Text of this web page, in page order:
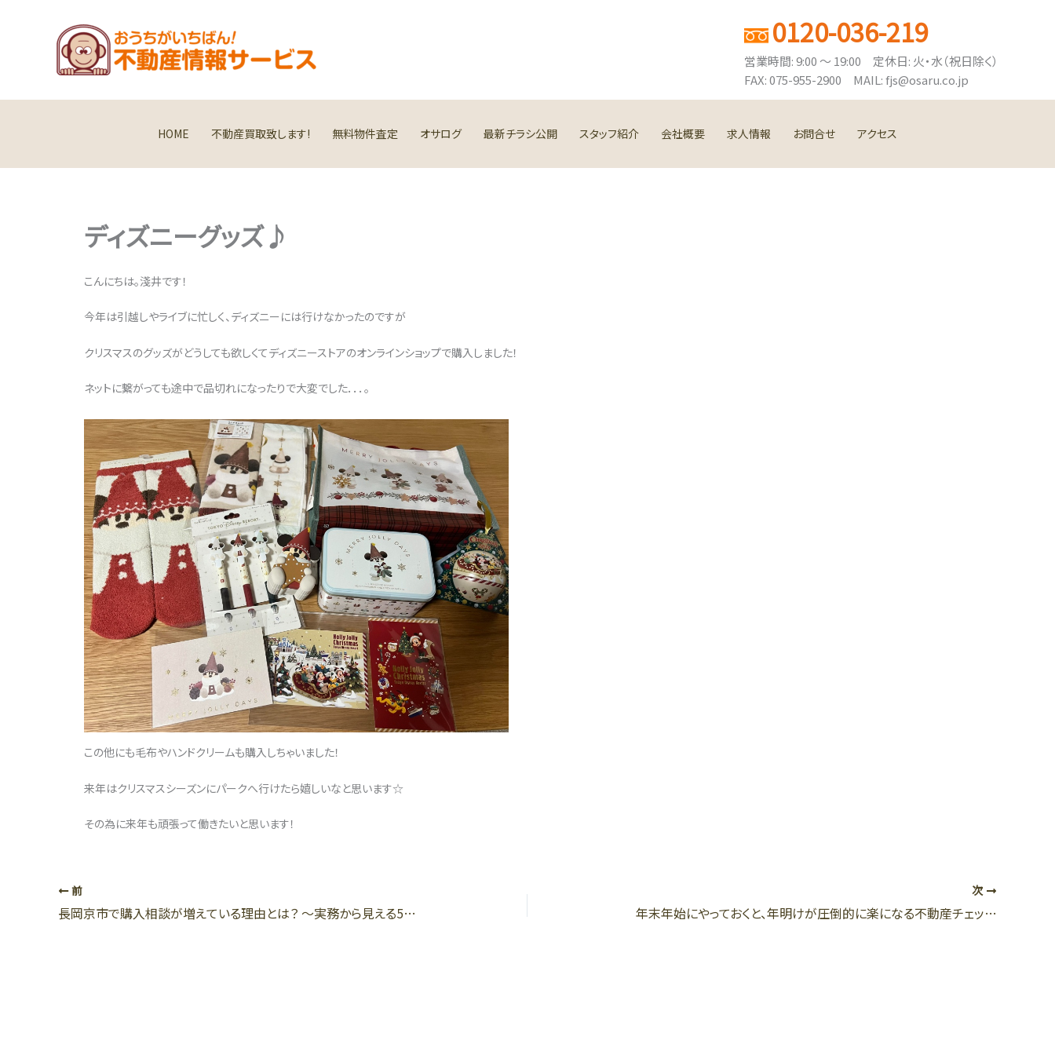
ッ
0120-036-219
営業時間: 9:00 ～ 19:00 定休日: 火・水（祝日除く）
FAX: 075-955-2900 MAIL: fjs@osaru.co.jp
HOME 不動産買取致します! 無料物件査定 オサログ 最新チラシ公開 スタッフ紹介 会社概要 求人情報 お問合せ アクセス
ディズニーグッズ♪
こんにちは。淺井です！
今年は引越しやライブに忙しく、ディズニーには行けなかったのですが
クリスマスのグッズがどうしても欲しくてディズニーストアのオンラインショップで購入しました！
ネットに繋がっても途中で品切れになったりで大変でした．．．。
この他にも毛布やハンドクリームも購入しちゃいました！
来年はクリスマスシーズンにパークへ行けたら嬉しいなと思います☆
その為に来年も頑張って働きたいと思います！
前
長岡京市で購入相談が増えている理由とは？ 〜実務から見える5つの背景〜
次
年末年始にやっておくと、年明けが圧倒的に楽になる不動産チェックリスト